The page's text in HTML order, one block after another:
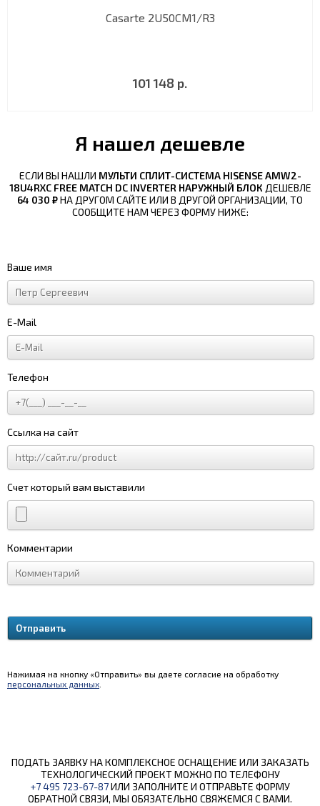
Casarte 2U50CM1/R3
101 148 р.
Я нашел дешевле
ЕСЛИ ВЫ НАШЛИ МУЛЬТИ СПЛИТ-СИСТЕМА HISENSE AMW2-
18U4RXC FREE MATCH DC INVERTER НАРУЖНЫЙ БЛОК ДЕШЕВЛЕ
64 030 ₽НА ДРУГОМ САЙТЕ ИЛИ В ДРУГОЙ ОРГАНИЗАЦИИ, ТО
СООБЩИТЕ НАМ ЧЕРЕЗ ФОРМУ НИЖЕ:
Ваше имя
E-Mail
Телефон
Ссылка на сайт
Счет который вам выставили
Комментарии
Нажимая на кнопку «Отправить» вы даете согласие на обработку
персональных данных
ПОДАТЬ ЗАЯВКУ НА КОМПЛЕКСНОЕ ОСНАЩЕНИЕ ИЛИ ЗАКАЗАТЬ
ТЕХНОЛОГИЧЕСКИЙ ПРОЕКТ МОЖНО ПО ТЕЛЕФОНУ
+7 495 723-67-87ИЛИ ЗАПОЛНИТЕ И ОТПРАВЬТЕ ФОРМУ
ОБРАТНОЙ СВЯЗИ, МЫ ОБЯЗАТЕЛЬНО СВЯЖЕМСЯ С ВАМИ.